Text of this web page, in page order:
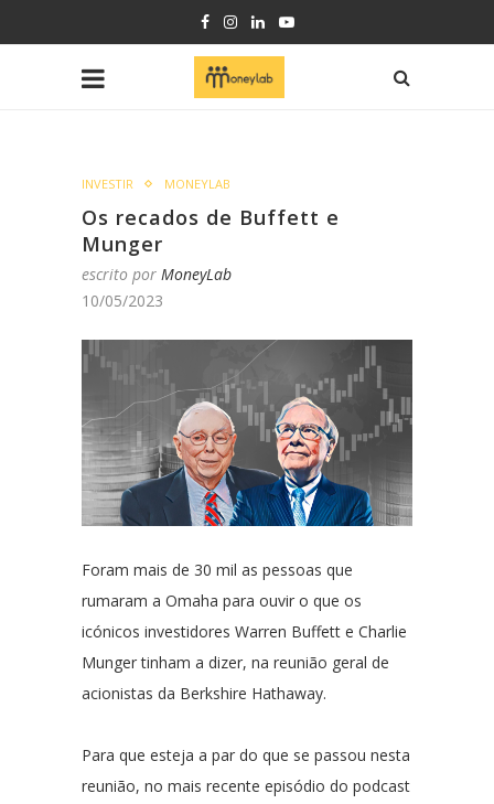
INVESTIR MONEYLAB
Os recados de Buffett e
Munger
escrito por MoneyLab
10/05/2023
Foram mais de 30 mil as pessoas que
rumaram a Omaha para ouvir o que os
icónicos investidores Warren Buffett e Charlie
Munger tinham a dizer, na reunião geral de
acionistas da Berkshire Hathaway.
Para que esteja a par do que se passou nesta
reunião, no mais recente episódio do podcast